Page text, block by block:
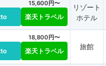
15,600円〜
楽天トラベル
リゾート
ホテル
18,800円〜
楽天トラベル 旅館